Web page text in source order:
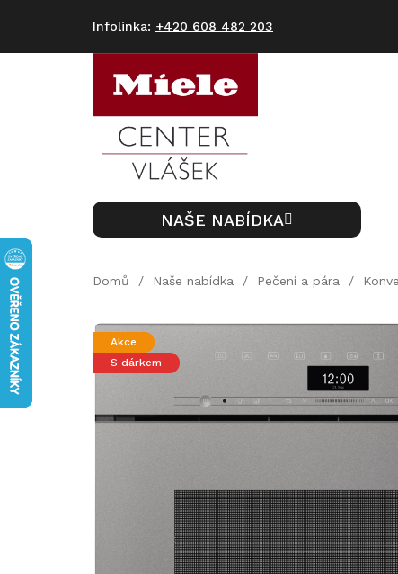
+420 608 482 203
NAŠE NABÍDKA
Domů / Naše nabídka / Pečení a pára /
Akce
S dárkem